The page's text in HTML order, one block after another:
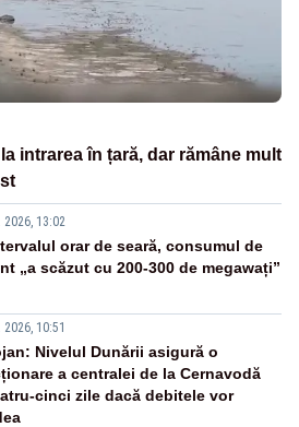
intrarea în țară, dar rămâne mult
2026, 13:02
orar de seară, consumul de
„a scăzut cu 200-300 de megawați”
10:51
Nivelul Dunării asigură o
a centralei de la Cernavodă
cinci zile dacă debitele vor